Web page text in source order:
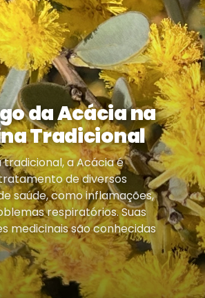
da Acácia na
Tradicional
tradicional, a Acácia é
de diversos
saúde, como inflamações,
respiratórios. Suas
medicinais são conhecidas